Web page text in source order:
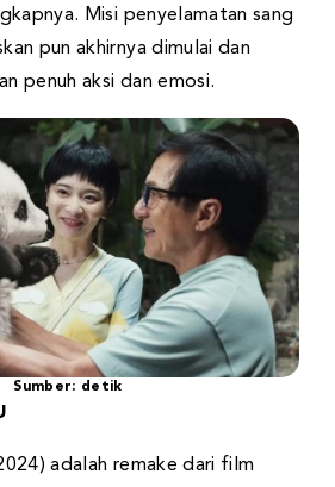
Misi penyelamatan sang
pun akhirnya dimulai dan
penuh aksi dan emosi.
Sumber: detik
adalah remake dari film